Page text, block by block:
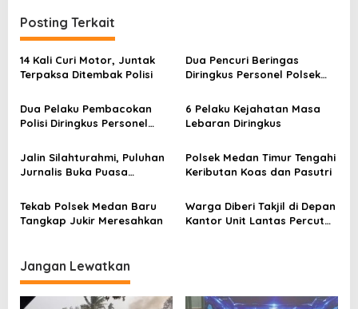
g
a
s
p
s
Posting Terkait
14 Kali Curi Motor, Juntak
Terpaksa Ditembak Polisi
Dua Pencuri Beringas
Diringkus Personel Polsek
Dua Pelaku Pembacokan
Polisi Diringkus Personel
6 Pelaku Kejahatan Masa
Lebaran Diringkus
Jalin Silahturahmi, Puluhan
Jurnalis Buka Puasa
Polsek Medan Timur Tengahi
Keributan Koas dan Pasutri
Tekab Polsek Medan Baru
Tangkap Jukir Meresahkan
Warga Diberi Takjil di Depan
Kantor Unit Lantas Percut
Jangan Lewatkan